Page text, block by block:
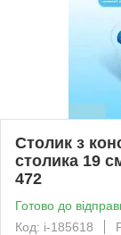
Столик з
столика 19
472
Готово до
Код: i-185618